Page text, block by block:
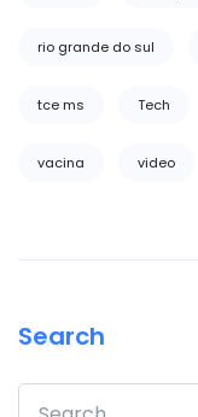
rio grande do sul
tce ms Tech
vacina video
Search
Search for: